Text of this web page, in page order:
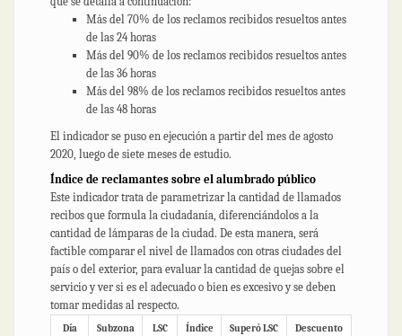
Más del 70% de los reclamos recibidos resueltos antes
de las 24 horas
Más del 90% de los reclamos recibidos resueltos antes
de las 36 horas
Más del 98% de los reclamos recibidos resueltos antes
de las 48 horas
El indicador se puso en ejecución a partir del mes de agosto
2020, luego de siete meses de estudio.
Índice de reclamantes sobre el alumbrado público
Este indicador trata de parametrizar la cantidad de llamados
recibos que formula la ciudadanía, diferenciándolos a la
cantidad de lámparas de la ciudad. De esta manera, será
factible comparar el nivel de llamados con otras ciudades del
país o del exterior, para evaluar la cantidad de quejas sobre el
servicio y ver si es el adecuado o bien es excesivo y se deben
tomar medidas al respecto.
Día Subzona LSC Índice Superó LSC Descuento